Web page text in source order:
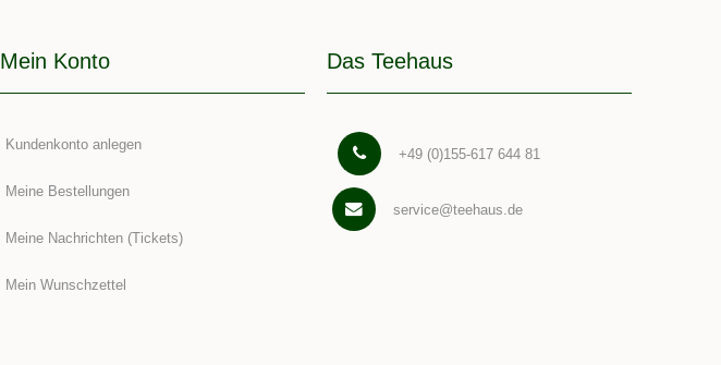
Mein Konto
Kundenkonto anlegen
Meine Bestellungen
Meine Nachrichten (Tickets)
Mein Wunschzettel
Das Teehaus
+49 (0)155-617 644 81
service@teehaus.de